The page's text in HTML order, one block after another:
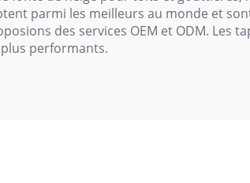
parmi les meilleurs au monde et
des services OEM et ODM.
performants.